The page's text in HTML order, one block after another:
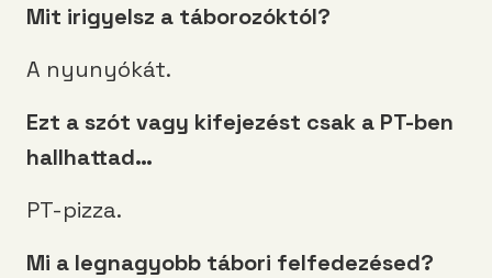
Mit irigyelsz a táborozóktól?
A nyunyókát.
Ezt a szót vagy kifejezést csak a PT-ben
hallhattad…
PT-pizza.
Mi a legnagyobb tábori felfedezésed?